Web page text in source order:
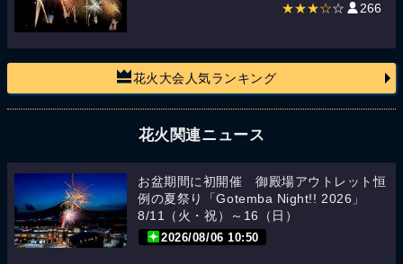
★★★☆☆ 266
花火大会人気ランキング
花火関連ニュース
お盆期間に初開催 御殿場アウトレット恒
例の夏祭り「Gotemba Night!! 2026」
8/11（火・祝）～16（日）
2026/08/06 10:50